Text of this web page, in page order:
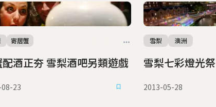
賽蟹配酒正夯 雪梨酒吧另類遊戲
寄居蟹
23
雪梨七彩燈光祭
雪梨 澳洲
2013-05-28